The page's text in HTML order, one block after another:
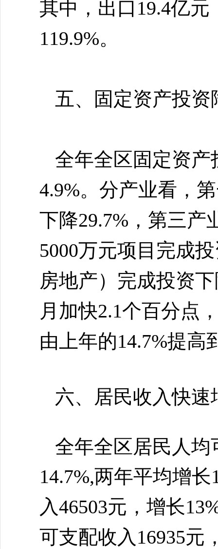
其中，出口19.4亿元
119.9%。
五、固定资产投
全年全区固定资
4.9%。分产业看，
下降29.7%，第三产
5000万元项目完成
房地产）完成投资
月加快2.1个百分点
由上年的14.7%提高
六、居民收入快
全年全区居民人均
14.7%,两年平均增
入46503元，增长
可支配收入16935元